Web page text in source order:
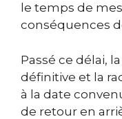
le temps de
conséquences
Passé ce délai,
définitive et la
à la date
de retour en